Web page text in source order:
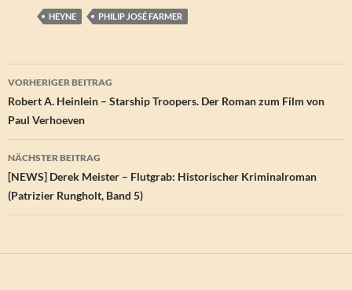
HEYNE PHILIP JOSÉ FARMER
Beitragsnavigation
VORHERIGER BEITRAG
Robert A. Heinlein – Starship Troopers. Der Roman zum Film von
Paul Verhoeven
NÄCHSTER BEITRAG
[NEWS] Derek Meister – Flutgrab: Historischer Kriminalroman
(Patrizier Rungholt, Band 5)